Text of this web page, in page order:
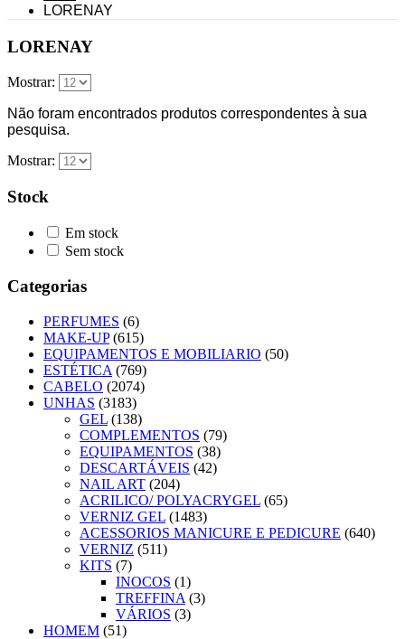
LORENAY
LORENAY
Mostrar:
Não foram encontrados produtos correspondentes à sua
pesquisa.
Mostrar:
Stock
Em stock
Sem stock
Categorias
PERFUMES (6)
MAKE-UP (615)
EQUIPAMENTOS E MOBILIARIO (50)
ESTÉTICA (769)
CABELO (2074)
UNHAS (3183)
GEL (138)
COMPLEMENTOS (79)
EQUIPAMENTOS (38)
DESCARTÁVEIS (42)
NAIL ART (204)
ACRILICO/ POLYACRYGEL (65)
VERNIZ GEL (1483)
ACESSORIOS MANICURE E PEDICURE (640)
VERNIZ (511)
KITS (7)
INOCOS (1)
TREFFINA (3)
VÁRIOS (3)
HOMEM (51)